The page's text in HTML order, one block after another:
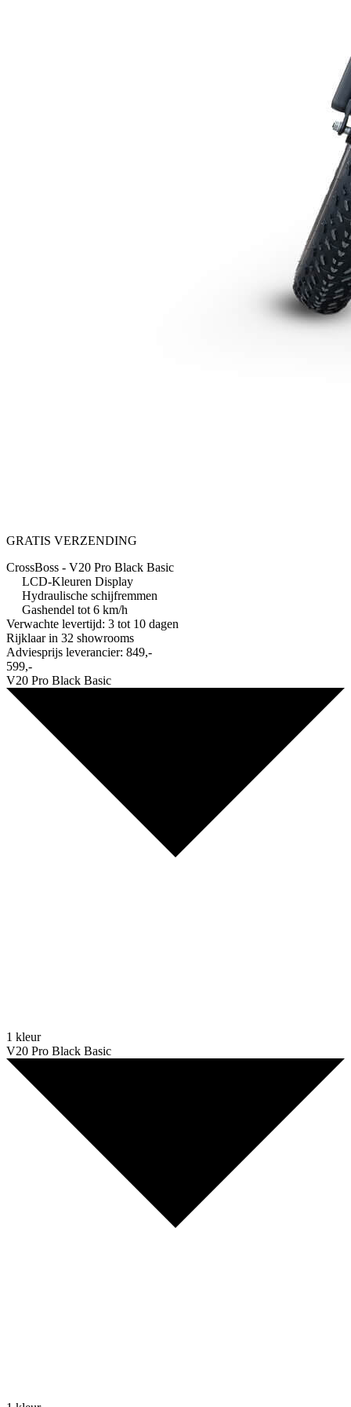
GRATIS VERZENDING
CrossBoss - V20 Pro Black Basic
LCD-Kleuren Display
Hydraulische schijfremmen
Gashendel tot 6 km/h
Verwachte levertijd: 3 tot 10 dagen
Rijklaar in 32 showrooms
Adviesprijs leverancier: 849,-
599,-
V20 Pro Black Basic
1 kleur
V20 Pro Black Basic